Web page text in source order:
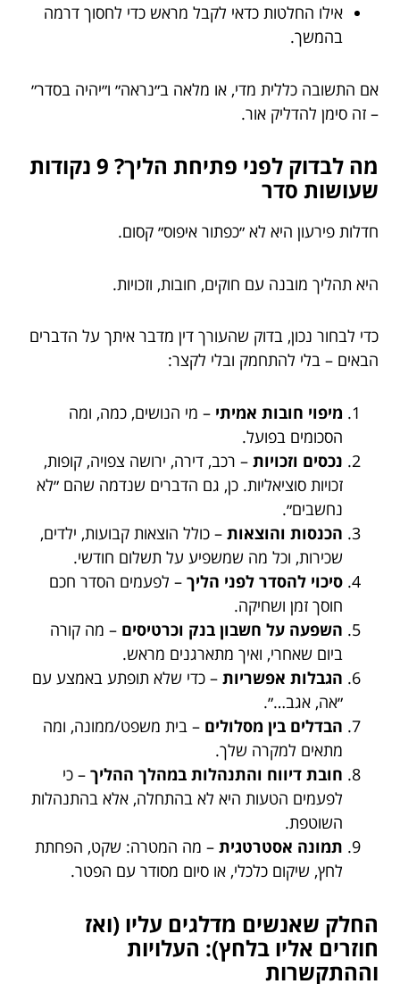
אילו החלטות כדאי לקבל מראש כדי לחסוך דרמה
בהמשך.
אם התשובה כללית מדי, או מלאה ב״נראה״ ו״יהיה בסדר״
– זה סימן להדליק אור.
מה לבדוק לפני פתיחת הליך? 9 נקודות
שעושות סדר
חדלות פירעון היא לא ״כפתור איפוס״ קסום.
היא תהליך מובנה עם חוקים, חובות, וזכויות.
כדי לבחור נכון, בדוק שהעורך דין מדבר איתך על הדברים
הבאים – בלי להתחמק ובלי לקצר:
מיפוי חובות אמיתי – מי הנושים, כמה, ומה
הסכומים בפועל.
נכסים וזכויות – רכב, דירה, ירושה צפויה, קופות,
זכויות סוציאליות. כן, גם הדברים שנדמה שהם ״לא
נחשבים״.
הכנסות והוצאות – כולל הוצאות קבועות, ילדים,
שכירות, וכל מה שמשפיע על תשלום חודשי.
סיכוי להסדר לפני הליך – לפעמים הסדר חכם
חוסך זמן ושחיקה.
השפעה על חשבון בנק וכרטיסים – מה קורה
ביום שאחרי, ואיך מתארגנים מראש.
הגבלות אפשריות – כדי שלא תופתע באמצע עם
״אה, אגב…״.
הבדלים בין מסלולים – בית משפט/ממונה, ומה
מתאים למקרה שלך.
חובת דיווח והתנהלות במהלך ההליך – כי
לפעמים הטעות היא לא בהתחלה, אלא בהתנהלות
השוטפת.
תמונה אסטרטגית – מה המטרה: שקט, הפחתת
לחץ, שיקום כלכלי, או סיום מסודר עם הפטר.
החלק שאנשים מדלגים עליו (ואז
חוזרים אליו בלחץ): העלויות
וההתקשרות